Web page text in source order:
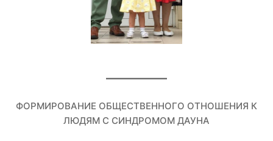
ФОРМИРОВАНИЕ ОБЩЕСТВЕННОГО ОТНОШЕНИЯ К
ЛЮДЯМ С СИНДРОМОМ ДАУНА